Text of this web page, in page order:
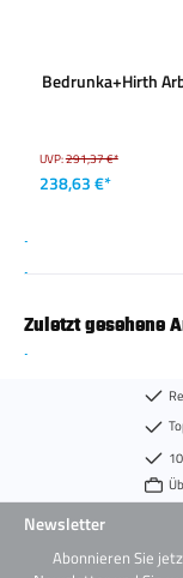
Bedrunka+Hirth
UVP:291,37 €*
238,63 €*
Zuletzt gesehene
Newsletter
Abonnieren Sie